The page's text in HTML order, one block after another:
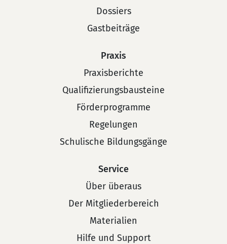
Dossiers
Gastbeiträge
Praxis
Praxisberichte
Qualifizierungsbausteine
Förderprogramme
Regelungen
Schulische Bildungsgänge
Service
Über überaus
Der Mitgliederbereich
Materialien
Hilfe und Support